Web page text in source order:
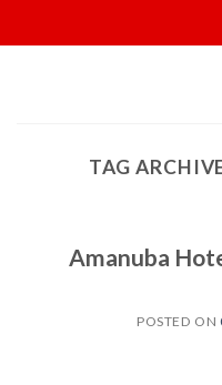
to
TAG
Amanuba
POSTED ON